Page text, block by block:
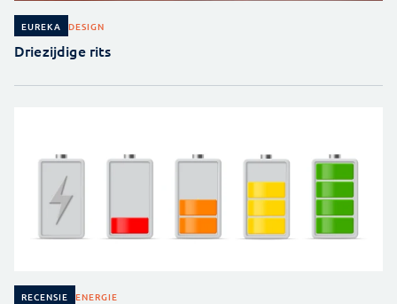
EUREKA DESIGN
Driezijdige rits
RECENSIE ENERGIE